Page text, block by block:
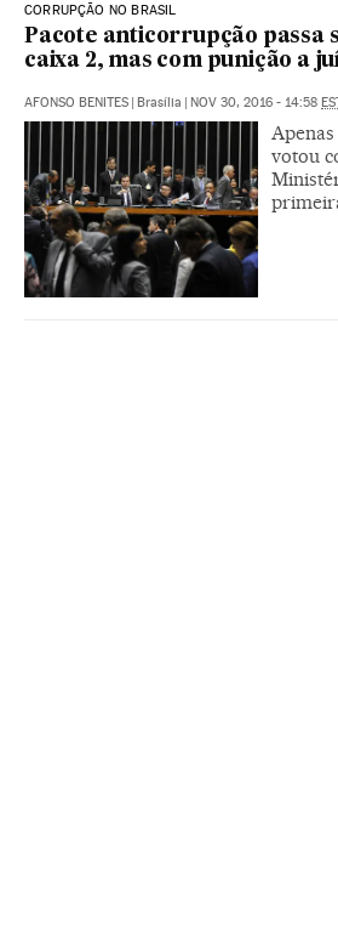
CORRUPÇÃO NO BRASIL
Pacote anticorrupção passa
caixa 2, mas com punição a
AFONSO BENITES | Brasília | NOV 30, 2016 - 14:58
votou